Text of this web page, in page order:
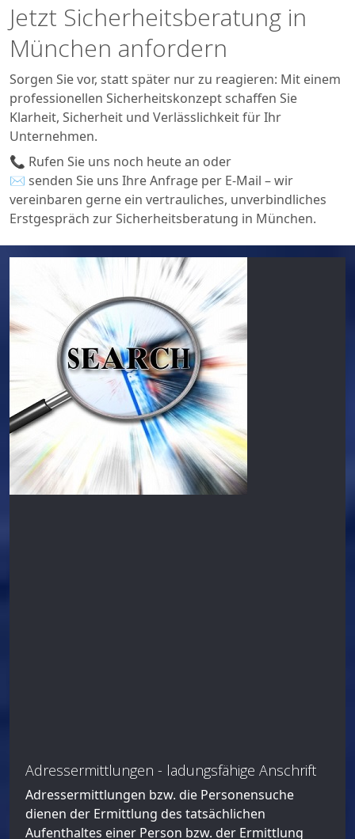
Jetzt Sicherheitsberatung in
München anfordern
Sorgen Sie vor, statt später nur zu reagieren: Mit einem
professionellen Sicherheitskonzept schaffen Sie
Klarheit, Sicherheit und Verlässlichkeit für Ihr
Unternehmen.
📞 Rufen Sie uns noch heute an oder
✉️ senden Sie uns Ihre Anfrage per E‑Mail – wir
vereinbaren gerne ein vertrauliches, unverbindliches
Erstgespräch zur Sicherheitsberatung in München.
Adressermittlungen - ladungsfähige Anschrift
Adressermittlungen bzw. die Personensuche
dienen der Ermittlung des tatsächlichen
Aufenthaltes einer Person bzw. der Ermittlung